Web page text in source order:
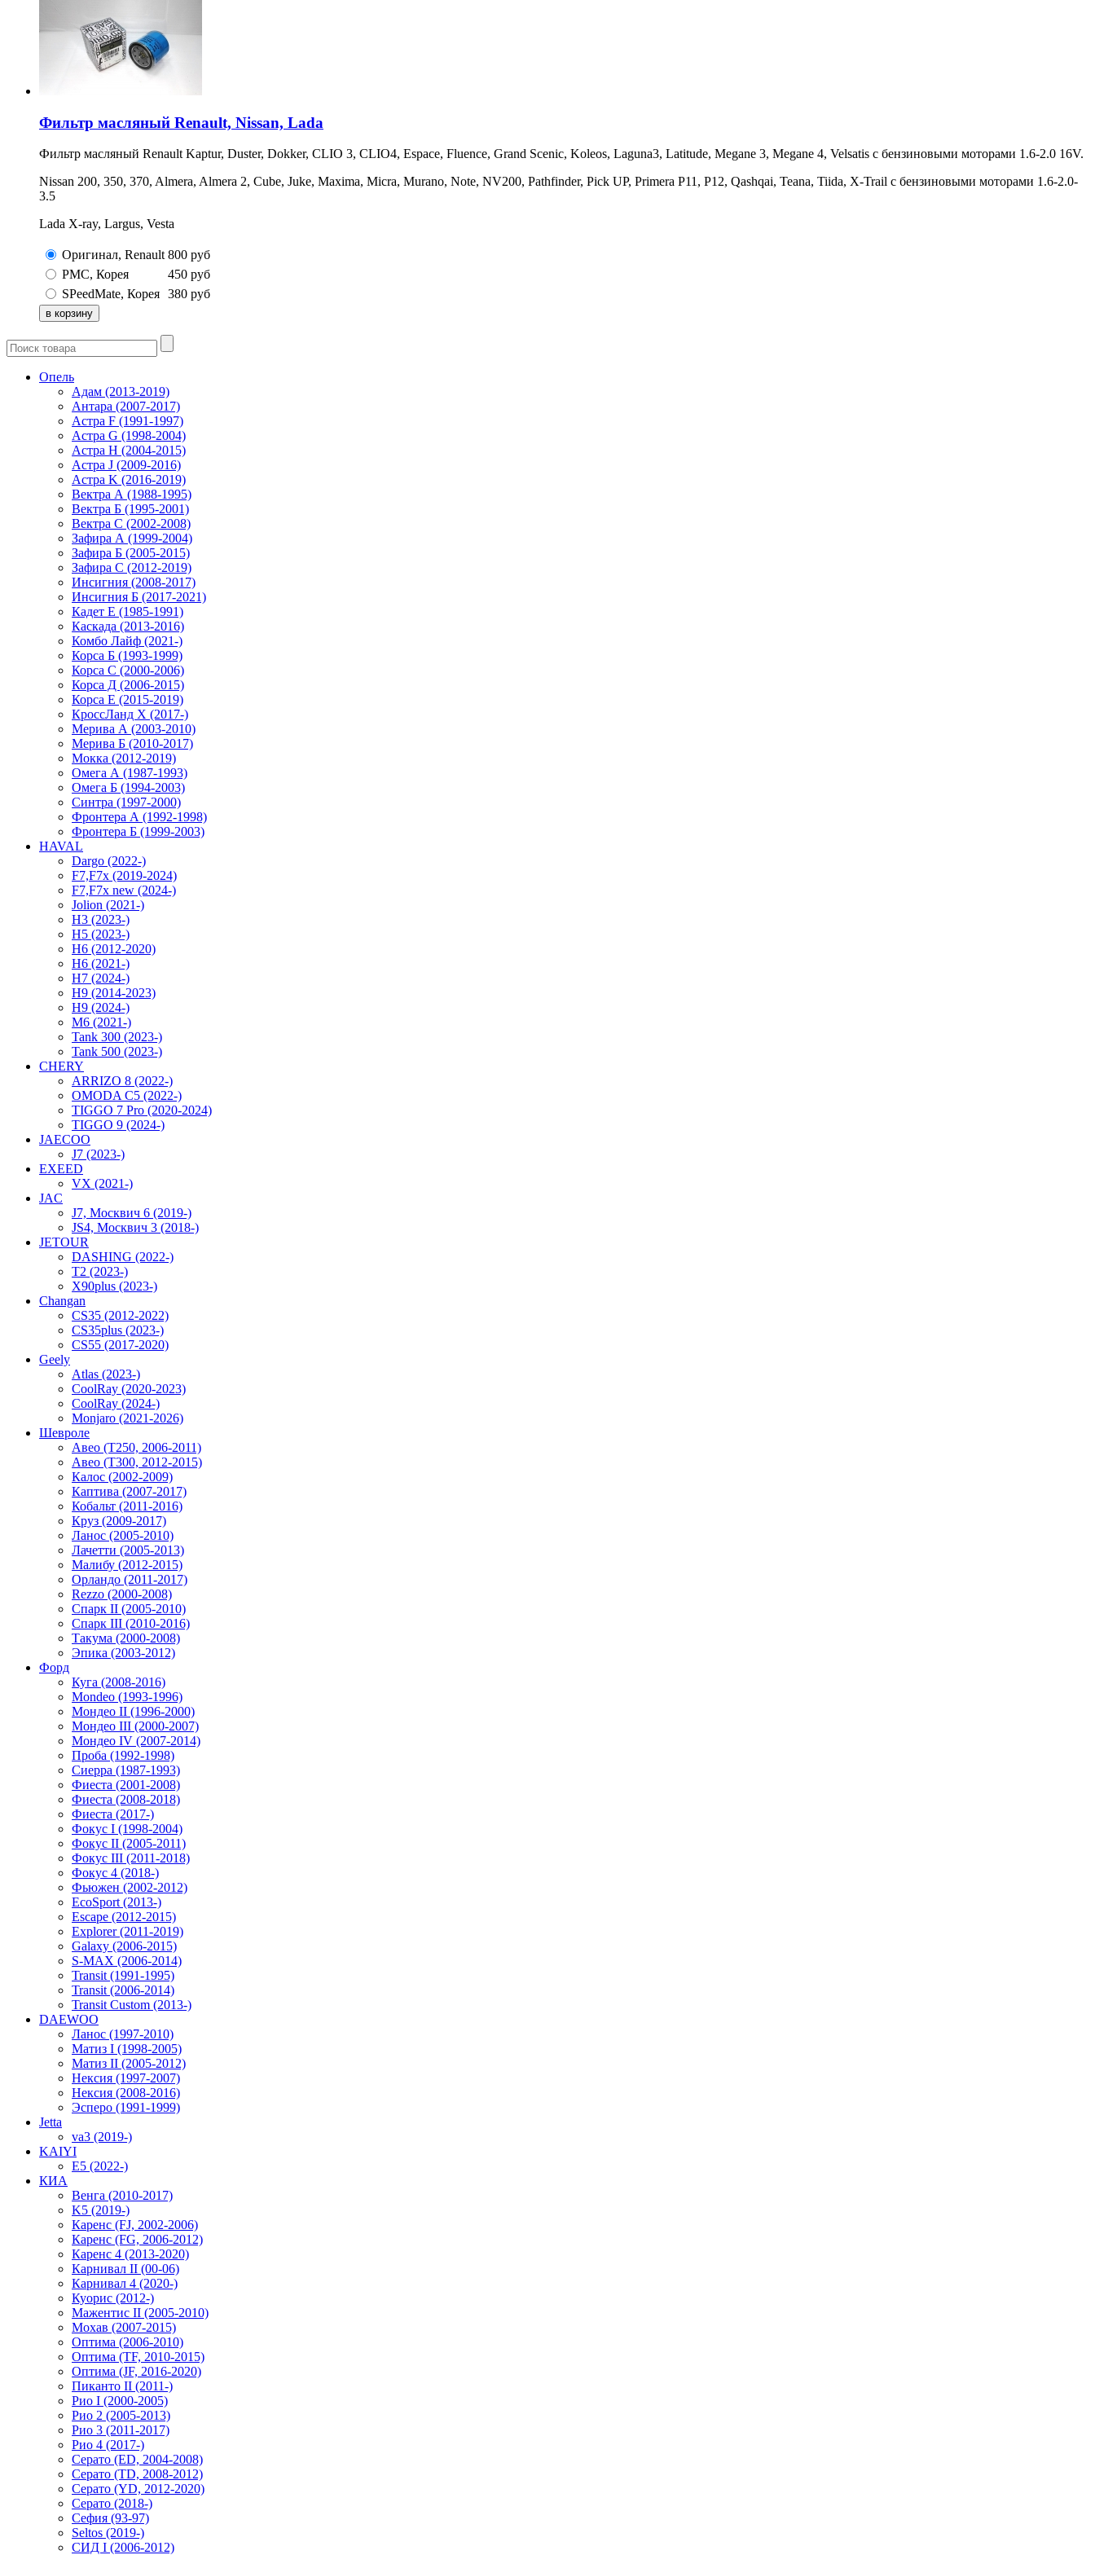
Фильтр масляный Renault, Nissan, Lada
Фильтр масляный Renault Kaptur, Duster, Dokker, CLIO 3, CLIO4, Espace, Fluence, Grand Scenic, Koleos, Laguna3, Latitude, Megane 3, Megane 4, Velsatis с бензиновыми моторами 1.6-2.0 16V.
Nissan 200, 350, 370, Almera, Almera 2, Cube, Juke, Maxima, Micra, Murano, Note, NV200, Pathfinder, Pick UP, Primera P11, P12, Qashqai, Teana, Tiida, X-Trail с бензиновыми моторами 1.6-2.0-
3.5
Lada X-ray, Largus, Vesta
Оригинал, Renault 800 руб
PMC, Корея
450 руб
SPeedMate, Корея 380 руб
Опель
Адам (2013-2019)
Антара (2007-2017)
Астра F (1991-1997)
Астра G (1998-2004)
Астра H (2004-2015)
Астра J (2009-2016)
Астра K (2016-2019)
Вектра А (1988-1995)
Вектра Б (1995-2001)
Вектра С (2002-2008)
Зафира А (1999-2004)
Зафира Б (2005-2015)
Зафира С (2012-2019)
Инсигния (2008-2017)
Инсигния Б (2017-2021)
Кадет Е (1985-1991)
Каскада (2013-2016)
Комбо Лайф (2021-)
Корса Б (1993-1999)
Корса С (2000-2006)
Корса Д (2006-2015)
Корса E (2015-2019)
КроссЛанд X (2017-)
Мерива А (2003-2010)
Мерива Б (2010-2017)
Мокка (2012-2019)
Омега А (1987-1993)
Омега Б (1994-2003)
Синтра (1997-2000)
Фронтера А (1992-1998)
Фронтера Б (1999-2003)
HAVAL
Dargo (2022-)
F7,F7x (2019-2024)
F7,F7x new (2024-)
Jolion (2021-)
H3 (2023-)
H5 (2023-)
H6 (2012-2020)
H6 (2021-)
H7 (2024-)
H9 (2014-2023)
H9 (2024-)
M6 (2021-)
Tank 300 (2023-)
Tank 500 (2023-)
CHERY
ARRIZO 8 (2022-)
OMODA C5 (2022-)
TIGGO 7 Pro (2020-2024)
TIGGO 9 (2024-)
JAECOO
J7 (2023-)
EXEED
VX (2021-)
JAC
J7, Москвич 6 (2019-)
JS4, Москвич 3 (2018-)
JETOUR
DASHING (2022-)
T2 (2023-)
X90plus (2023-)
Changan
CS35 (2012-2022)
CS35plus (2023-)
CS55 (2017-2020)
Geely
Atlas (2023-)
CoolRay (2020-2023)
CoolRay (2024-)
Monjaro (2021-2026)
Шевроле
Авео (T250, 2006-2011)
Авео (T300, 2012-2015)
Калос (2002-2009)
Каптива (2007-2017)
Кобальт (2011-2016)
Круз (2009-2017)
Ланос (2005-2010)
Лачетти (2005-2013)
Малибу (2012-2015)
Орландо (2011-2017)
Rezzo (2000-2008)
Спарк II (2005-2010)
Спарк III (2010-2016)
Такума (2000-2008)
Эпика (2003-2012)
Форд
Куга (2008-2016)
Mondeo (1993-1996)
Мондео II (1996-2000)
Мондео III (2000-2007)
Мондео IV (2007-2014)
Проба (1992-1998)
Сиерра (1987-1993)
Фиеста (2001-2008)
Фиеста (2008-2018)
Фиеста (2017-)
Фокус I (1998-2004)
Фокус II (2005-2011)
Фокус III (2011-2018)
Фокус 4 (2018-)
Фьюжен (2002-2012)
EcoSport (2013-)
Escape (2012-2015)
Explorer (2011-2019)
Galaxy (2006-2015)
S-MAX (2006-2014)
Transit (1991-1995)
Transit (2006-2014)
Transit Custom (2013-)
DAEWOO
Ланос (1997-2010)
Матиз I (1998-2005)
Матиз II (2005-2012)
Нексия (1997-2007)
Нексия (2008-2016)
Эсперо (1991-1999)
Jetta
va3 (2019-)
KAIYI
E5 (2022-)
КИА
Венга (2010-2017)
K5 (2019-)
Каренс (FJ, 2002-2006)
Каренс (FG, 2006-2012)
Каренс 4 (2013-2020)
Карнивал II (00-06)
Карнивал 4 (2020-)
Куорис (2012-)
Мажентис II (2005-2010)
Мохав (2007-2015)
Оптима (2006-2010)
Оптима (TF, 2010-2015)
Оптима (JF, 2016-2020)
Пиканто II (2011-)
Рио I (2000-2005)
Рио 2 (2005-2013)
Рио 3 (2011-2017)
Рио 4 (2017-)
Серато (ED, 2004-2008)
Серато (TD, 2008-2012)
Серато (YD, 2012-2020)
Серато (2018-)
Сефия (93-97)
Seltos (2019-)
СИД I (2006-2012)